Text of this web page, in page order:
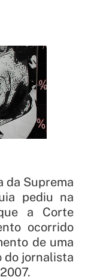
da Suprema
pediu na
a Corte
ocorrido
de uma
do jornalista